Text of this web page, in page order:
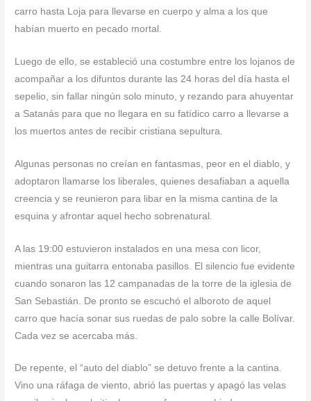
carro hasta Loja para llevarse en cuerpo y alma a los que
habían muerto en pecado mortal.
Luego de ello, se estableció una costumbre entre los lojanos de
acompañar a los difuntos durante las 24 horas del día hasta el
sepelio, sin fallar ningún solo minuto, y rezando para ahuyentar
a Satanás para que no llegara en su fatídico carro a llevarse a
los muertos antes de recibir cristiana sepultura.
Algunas personas no creían en fantasmas, peor en el diablo, y
adoptaron llamarse los liberales, quienes desafiaban a aquella
creencia y se reunieron para libar en la misma cantina de la
esquina y afrontar aquel hecho sobrenatural.
A las 19:00 estuvieron instalados en una mesa con licor,
mientras una guitarra entonaba pasillos. El silencio fue evidente
cuando sonaron las 12 campanadas de la torre de la iglesia de
San Sebastián. De pronto se escuchó el alboroto de aquel
carro que hacía sonar sus ruedas de palo sobre la calle Bolívar.
Cada vez se acercaba más.
De repente, el “auto del diablo” se detuvo frente a la cantina.
Vino una ráfaga de viento, abrió las puertas y apagó las velas